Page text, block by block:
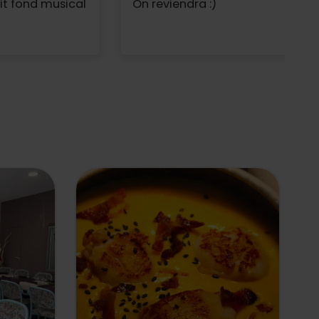
fond musical
On reviendra :)